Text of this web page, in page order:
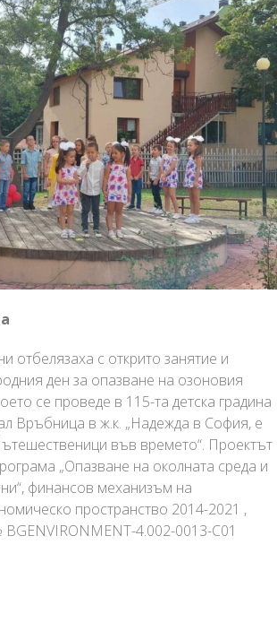
отбелязаха с открито занятие и
ден за опазване на озоновия
се проведе в 115-та детска градина
Връбница в ж.к. „Надежда в София, е
във времето“. Проектът
„Опазване на околната среда и
финансов механизъм на
пространство 2014-2021 ,
4.002-0013-C01